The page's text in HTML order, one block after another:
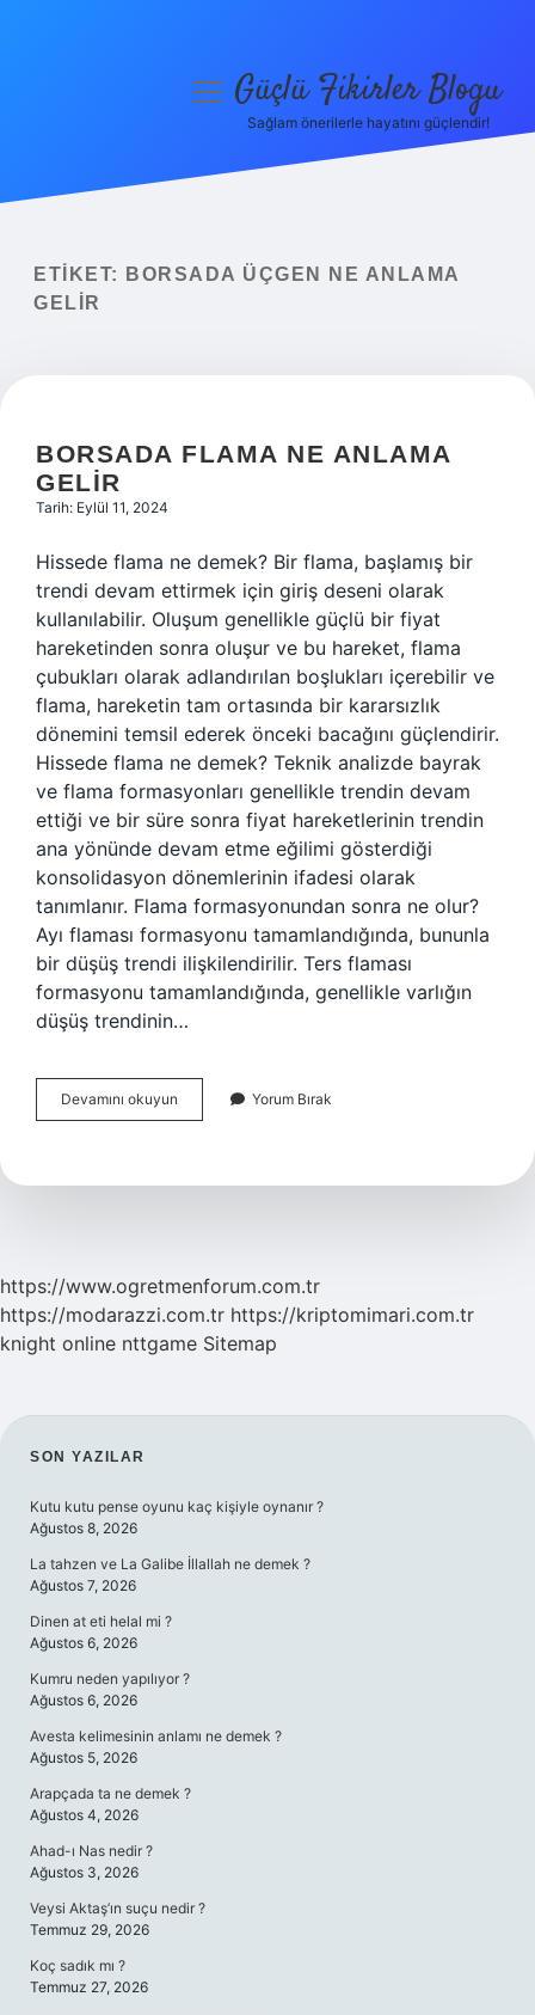
Yasal Uyarı
menüyüGüçlü Fikirler Blogu
Sağlam önerilerle hayatını güçlendir!
ETIKET:
BORSADA ÜÇGEN NE ANLAMA
GELIR
BORSADA FLAMA NE ANLAMA
GELIR
Tarih: Eylül 11, 2024
Hissede flama ne demek? Bir flama, başlamış bir
trendi devam ettirmek için giriş deseni olarak
kullanılabilir. Oluşum genellikle güçlü bir fiyat
hareketinden sonra oluşur ve bu hareket, flama
çubukları olarak adlandırılan boşlukları içerebilir ve
flama, hareketin tam ortasında bir kararsızlık
dönemini temsil ederek önceki bacağını güçlendirir.
Hissede flama ne demek? Teknik analizde bayrak
ve flama formasyonları genellikle trendin devam
ettiği ve bir süre sonra fiyat hareketlerinin trendin
ana yönünde devam etme eğilimi gösterdiği
konsolidasyon dönemlerinin ifadesi olarak
tanımlanır. Flama formasyonundan sonra ne olur?
Ayı flaması formasyonu tamamlandığında, bununla
bir düşüş trendi ilişkilendirilir. Ters flaması
formasyonu tamamlandığında, genellikle varlığın
düşüş trendinin…
Devamını okuyun Borsada
Flama
Gelir
Yorum Bırak
https://www.ogretmenforum.com.tr
https://modarazzi.com.tr https://kriptomimari.com.tr
knight online nttgame Sitemap
SIDEBAR
SON YAZILAR
Kutu kutu pense oyunu kaç kişiyle oynanır ?
Ağustos 8, 2026
La tahzen ve La Galibe İllallah ne demek ?
Ağustos 7, 2026
Dinen at eti helal mi ?
Ağustos 6, 2026
Kumru neden yapılıyor ?
Ağustos 6, 2026
Avesta kelimesinin anlamı ne demek ?
Ağustos 5, 2026
Arapçada ta ne demek ?
Ağustos 4, 2026
Ahad-ı Nas nedir ?
Ağustos 3, 2026
Veysi Aktaş’ın suçu nedir ?
Temmuz 29, 2026
Koç sadık mı ?
Temmuz 27, 2026